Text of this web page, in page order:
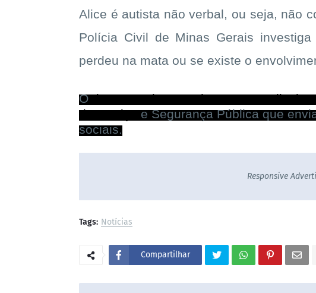
Alice é autista não verbal, ou seja, não
Polícia Civil de Minas Gerais
perdeu na mata ou se existe o
Odesaparecimento chegou a ser
da Justiçae Segurança Pública que
sociais.
Responsive
Tags: Notícias
Compartilhar